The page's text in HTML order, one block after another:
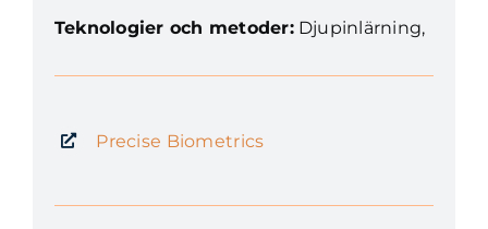
Teknologier och metoder:Djupinlärning,
Precise Biometrics